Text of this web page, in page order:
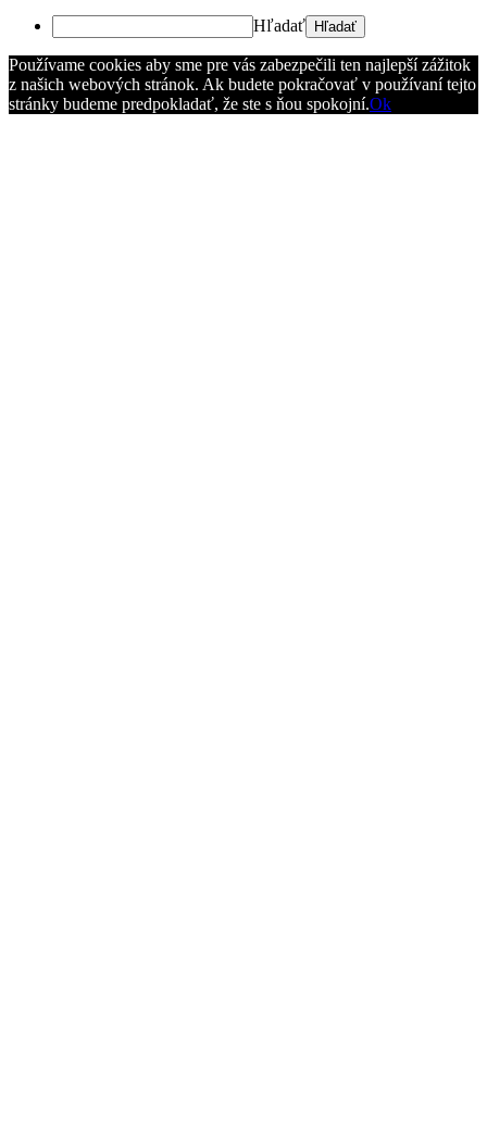
Hľadať
Používame cookies aby sme pre vás zabezpečili ten najlepší zážitok
z našich webových stránok. Ak budete pokračovať v používaní tejto
stránky budeme predpokladať, že ste s ňou spokojní.Ok